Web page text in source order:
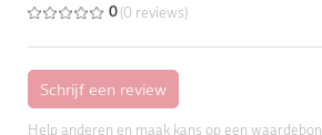
0 (0 reviews)
Help anderen en maak kans op een waardebon